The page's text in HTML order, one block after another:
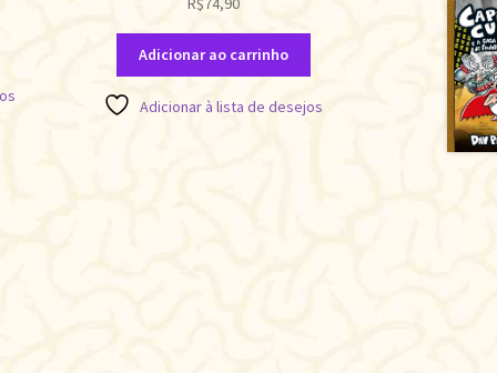
Adicionar ao carrinho
Adicionar à lista de desejos